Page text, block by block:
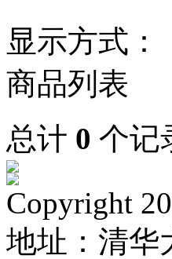
显示方式：
商品列表
总计 0 个记
Copyright
地址：清华